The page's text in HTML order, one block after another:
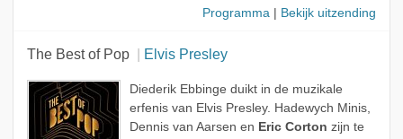
Programma
Bekijk uitzending
The Best of Pop Elvis Presley
Diederik Ebbinge duikt in de muzikale
erfenis van Elvis Presley. Hadewych Minis,
Dennis van Aarsen en Eric Corton zijn te